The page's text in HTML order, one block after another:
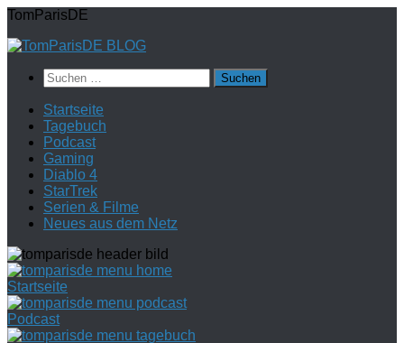
Zum
springen
TomParisDE
Suchen
nach:
Startseite
Tagebuch
Podcast
Gaming
Diablo 4
StarTrek
Serien & Filme
Neues aus dem Netz
Startseite
Podcast